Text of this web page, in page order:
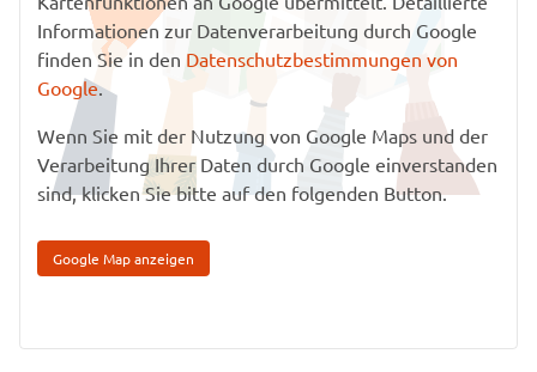
Informationen zur Datenverarbeitung durch Google
finden Sie in den Datenschutzbestimmungen von
Google.
Wenn Sie mit der Nutzung von Google Maps und der
Verarbeitung Ihrer Daten durch Google einverstanden
sind, klicken Sie bitte auf den folgenden Button.
Google Map anzeigen